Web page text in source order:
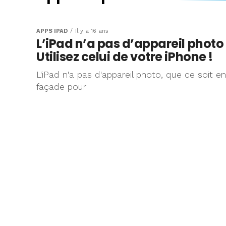
Une protection
appareil photo
ca vous tenterait
(suite…)
APPS IPAD Il y a 16 ans
L’iPad n’a pas d’appareil photo
Utilisez celui de votre iPhone !
L'iPad n'a pas d'appareil photo, que ce soit en
façade pour